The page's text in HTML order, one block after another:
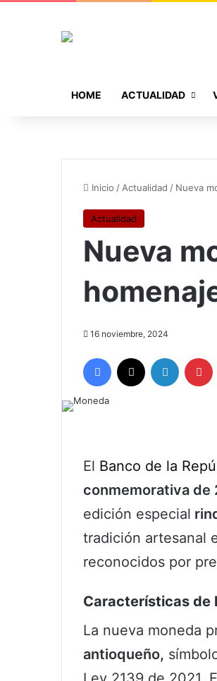
HOME ACTUALIDAD
Inicio / Actualidad / Nueva
Actualidad
Nueva
16 noviembre, 2024
Facebook LinkedIn
El Banco de la
conmemorativa de
edición especial
tradición artesanal
reconocidos por
Características de
La nueva moneda
antioqueño,